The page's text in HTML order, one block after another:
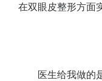
在双眼皮整形方面
医生给我做的是